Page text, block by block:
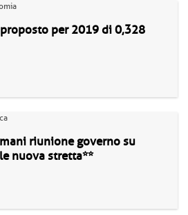
per 2019 di 0,328
riunione governo su
nuova stretta**